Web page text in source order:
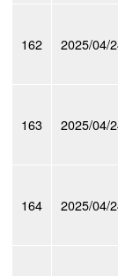
162 2025/04/
163 2025/04/
164 2025/04/